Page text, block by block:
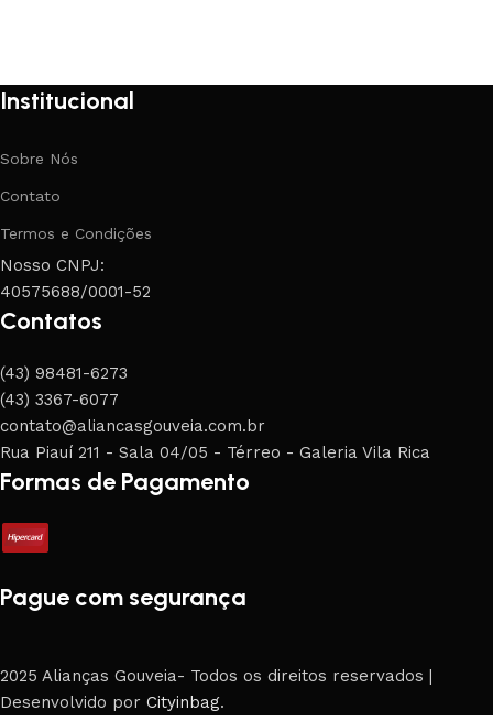
Institucional
Sobre Nós
Contato
Termos e Condições
Nosso CNPJ:
40575688/0001-52
Contatos
(43) 98481-6273
(43) 3367-6077
contato@aliancasgouveia.com.br
Rua Piauí 211 - Sala 04/05 - Térreo - Galeria Vila Rica
Formas de Pagamento
Pague com segurança
2025 Alianças Gouveia- Todos os direitos reservados |
Desenvolvido por Cityinbag.